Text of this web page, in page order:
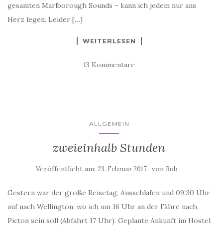
gesamten Marlborough Sounds – kann ich jedem nur ans
Herz legen. Leider […]
WEITERLESEN
13 Kommentare
ALLGEMEIN
zweieinhalb Stunden
Veröffentlicht am: 23. Februar 2017 von Rob
Gestern war der große Reisetag. Ausschlafen und 09:30 Uhr
auf nach Wellington, wo ich um 16 Uhr an der Fähre nach
Picton sein soll (Abfahrt 17 Uhr). Geplante Ankunft im Hostel